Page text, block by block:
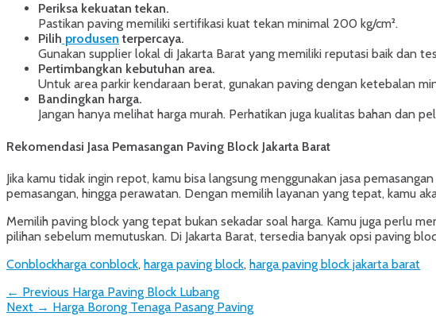
Periksa kekuatan tekan.
Pastikan paving memiliki sertifikasi kuat tekan minimal 200 kg/cm².
Pilih produsen terpercaya.
Gunakan supplier lokal di Jakarta Barat yang memiliki reputasi baik dan
Pertimbangkan kebutuhan area.
Untuk area parkir kendaraan berat, gunakan paving dengan ketebalan
Bandingkan harga.
Jangan hanya melihat harga murah. Perhatikan juga kualitas bahan dan
Rekomendasi Jasa Pemasangan Paving Block Jakarta Barat
Jika kamu tidak ingin repot, kamu bisa langsung menggunakan jasa
pemasangan, hingga perawatan. Dengan memilih layanan yang tepat, kamu
Memilih paving block yang tepat bukan sekadar soal harga. Kamu juga perlu
pilihan sebelum memutuskan. Di Jakarta Barat, tersedia banyak opsi paving
Categories
ConblockTags
harga conblock, harga paving block, harga paving block jakarta barat
Post
navigation
← Previous Previous
post:
Harga Paving Block Lubang
Next → Next
Harga Borong Tenaga Pasang Paving